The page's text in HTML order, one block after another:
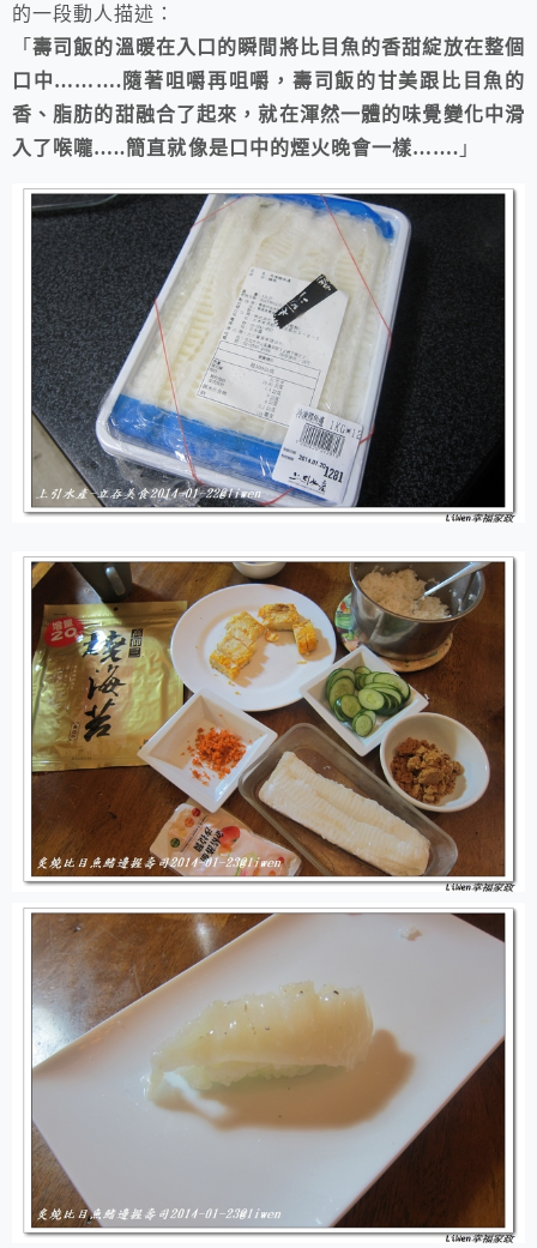
的一段動人描述：
「壽司飯的溫暖在入口的瞬間將比目魚的香甜綻放在整個
口中……….隨著咀嚼再咀嚼，壽司飯的甘美跟比目魚的
香、脂肪的甜融合了起來，就在渾然一體的味覺變化中滑
入了喉嚨…..簡直就像是口中的煙火晚會一樣……. 」